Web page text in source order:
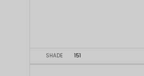
SHADE 151